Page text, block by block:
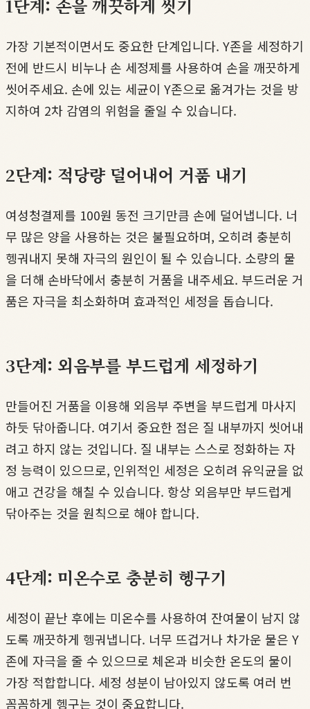
1단계: 손을 깨끗하게 씻기
가장 기본적이면서도 중요한 단계입니다. Y존을 세정하기
전에 반드시 비누나 손 세정제를 사용하여 손을 깨끗하게
씻어주세요. 손에 있는 세균이 Y존으로 옮겨가는 것을 방
지하여 2차 감염의 위험을 줄일 수 있습니다.
2단계: 적당량 덜어내어 거품 내기
여성청결제를 100원 동전 크기만큼 손에 덜어냅니다. 너
무 많은 양을 사용하는 것은 불필요하며, 오히려 충분히
헹궈내지 못해 자극의 원인이 될 수 있습니다. 소량의 물
을 더해 손바닥에서 충분히 거품을 내주세요. 부드러운 거
품은 자극을 최소화하며 효과적인 세정을 돕습니다.
3단계: 외음부를 부드럽게 세정하기
만들어진 거품을 이용해 외음부 주변을 부드럽게 마사지
하듯 닦아줍니다. 여기서 중요한 점은 질 내부까지 씻어내
려고 하지 않는 것입니다. 질 내부는 스스로 정화하는 자
정 능력이 있으므로, 인위적인 세정은 오히려 유익균을 없
애고 건강을 해칠 수 있습니다. 항상 외음부만 부드럽게
닦아주는 것을 원칙으로 해야 합니다.
4단계: 미온수로 충분히 헹구기
세정이 끝난 후에는 미온수를 사용하여 잔여물이 남지 않
도록 깨끗하게 헹궈냅니다. 너무 뜨겁거나 차가운 물은 Y
존에 자극을 줄 수 있으므로 체온과 비슷한 온도의 물이
가장 적합합니다. 세정 성분이 남아있지 않도록 여러 번
꼼꼼하게 헹구는 것이 중요합니다.